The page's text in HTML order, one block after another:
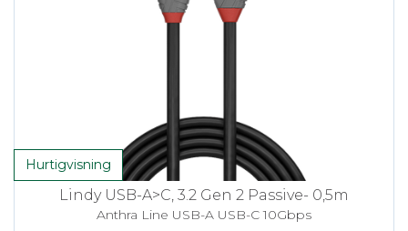
Hurtigvisning
Lindy USB-A>C, 3.2 Gen 2 Passive- 0,5m
Anthra Line USB-A USB-C 10Gbps